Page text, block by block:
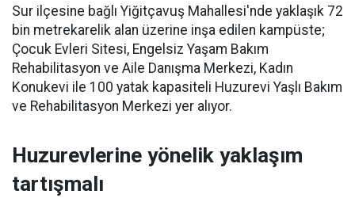
Sur ilçesine bağlı Yiğitçavuş Mahallesi'nde yaklaşık 72
bin metrekarelik alan üzerine inşa edilen kampüste;
Çocuk Evleri Sitesi, Engelsiz Yaşam Bakım
Rehabilitasyon ve Aile Danışma Merkezi, Kadın
Konukevi ile 100 yatak kapasiteli Huzurevi Yaşlı Bakım
ve Rehabilitasyon Merkezi yer alıyor.
Huzurevlerine yönelik yaklaşım
tartışmalı